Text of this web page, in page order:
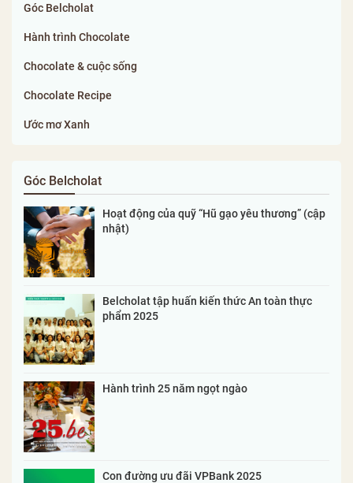
Góc Belcholat
Hành trình Chocolate
Chocolate & cuộc sống
Chocolate Recipe
Ước mơ Xanh
Góc Belcholat
Hoạt động của quỹ “Hũ gạo yêu thương” (cập
nhật)
Belcholat tập huấn kiến thức An toàn thực
phẩm 2025
Hành trình 25 năm ngọt ngào
Con đường ưu đãi VPBank 2025